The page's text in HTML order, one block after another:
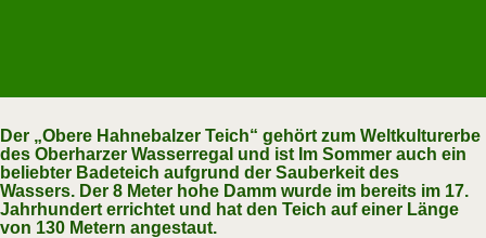
Der „Obere Hahnebalzer Teich“ gehört zum Weltkulturerbe
des Oberharzer Wasserregal und ist Im Sommer auch ein
beliebter Badeteich aufgrund der Sauberkeit des
Wassers. Der 8 Meter hohe Damm wurde im bereits im 17.
Jahrhundert errichtet und hat den Teich auf einer Länge
von 130 Metern angestaut.